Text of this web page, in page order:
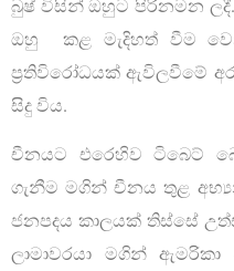
බුෂ් විසින් ඔහුට පිරිනමන ලදී.
ඔහු කළ මැදිහත් වීම
ප්‍රතිවිරෝධයක් ඇවිලවීමේ
සිදු විය.
චීනයට එරෙහිව ටිබෙට්
ගැනීම මගින් චීනය තුළ
ජනපදය කාලයක් තිස්සේ
ලාමාවරයා මගින්